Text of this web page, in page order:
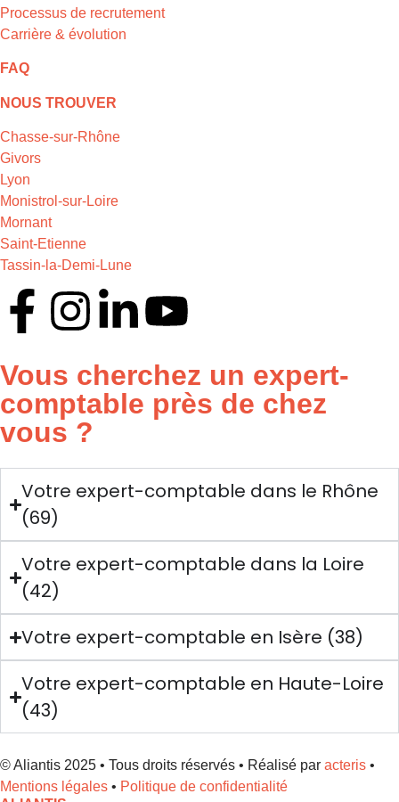
Processus de recrutement
Carrière & évolution
FAQ
NOUS TROUVER
Chasse-sur-Rhône
Givors
Lyon
Monistrol-sur-Loire
Mornant
Saint-Etienne
Tassin-la-Demi-Lune
Vous cherchez un expert-
comptable près de chez
vous ?
Votre expert-comptable dans le Rhône
(69)
Votre expert-comptable dans la Loire
(42)
Votre expert-comptable en Isère (38)
Votre expert-comptable en Haute-Loire
(43)
© Aliantis 2025 • Tous droits réservés • Réalisé par acteris •
Mentions légales • Politique de confidentialité